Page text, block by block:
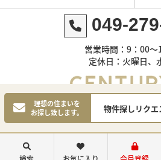
理想の住まいを
お探し致します。
物件探しリク
049-
営業時間：9：00～
定休日：火曜日、
©センチュリー21明